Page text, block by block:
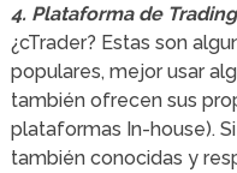
4. Plataforma de Trading
¿cTrader? Estas son
populares, mejor usar
también ofrecen sus
plataformas In-house).
también conocidas y